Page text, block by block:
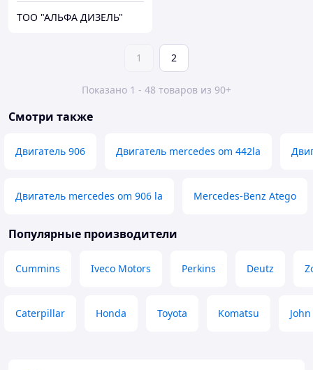
ТОО "АЛЬФА ДИЗЕЛЬ"
1 2
Показано 1 - 48 товаров из 90+
Смотри также
Двигатель 906 Двигатель mercedes om 442la
Двигатель mercedes om 906 la Mercedes-Benz Atego
Популярные производители
Cummins Iveco Motors Perkins Deutz
Caterpillar Honda Toyota Komatsu